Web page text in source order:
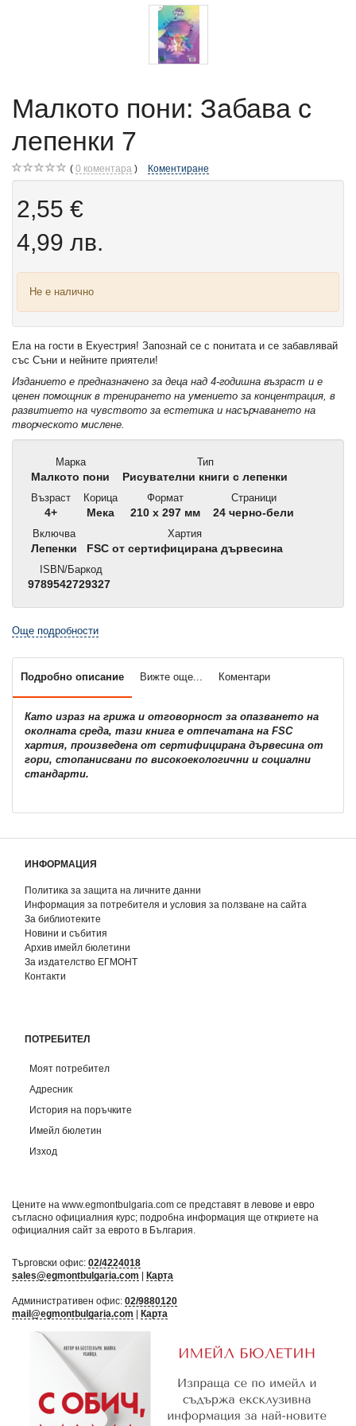
Малкото пони: Забава с
лепенки 7
0 коментара Коментиране
2,55 €
4,99 лв.
Не е налично
Ела на гости в Екуестрия! Запознай се с понитата и се забавлявай
със Съни и нейните приятели!
Изданието е предназначено за деца над 4-годишна възраст и е
ценен помощник в тренирането на умението за концентрация, в
развитието на чувството за естетика и насърчаването на
творческото мислене.
Марка
Малкото пони
Тип
Рисувателни книги с лепенки
Възраст
4+
Корица
Мека
Формат
210 x 297 мм
Страници
24 черно-бели
Включва
Лепенки
Хартия
FSC от сертифицирана дървесина
ISBN/Баркод
9789542729327
Още подробности
Подробно описание Вижте още... Коментари
Като израз на грижа и отговорност за опазването на
околната среда, тази книга е отпечатана на FSC
хартия, произведена от сертифицирана дървесина от
гори, стопанисвани по високоекологични и социални
стандарти.
ИНФОРМАЦИЯ
Политика за защита на личните данни
Информация за потребителя и условия за ползване на сайта
За библиотеките
Новини и събития
Архив имейл бюлетини
За издателство ЕГМОНТ
Контакти
ПОТРЕБИТЕЛ
Моят потребител
Адресник
История на поръчките
Имейл бюлетин
Изход
Цените на www.egmontbulgaria.com се представят в левове и евро
съгласно официалния курс; подробна информация ще откриете на
официалния сайт за еврото в България
Търговски офис: 02/4224018
sales@egmontbulgaria.com
Карта
Административен офис: 02/9880120
mail@egmontbulgaria.com
Карта